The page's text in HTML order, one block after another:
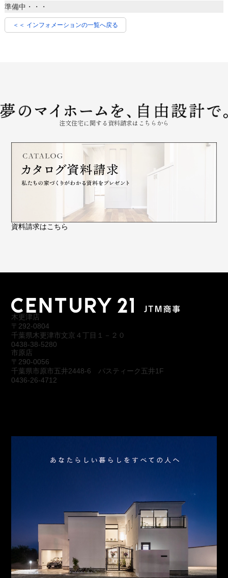
準備中・・・
＜＜ インフォメーションの一覧へ戻る
注文住宅に関する資料請求はこちらから
資料請求はこちら
木更津店
〒292-0804
千葉県木更津市文京４丁目１－２０
0438-38-5280
市原店
〒290-0056
千葉県市原市五井2448-6 パスティーク五井1F
0436-26-4712